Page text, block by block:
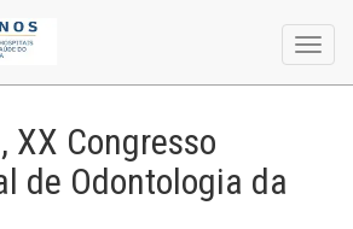
XX Congresso
de Odontologia da